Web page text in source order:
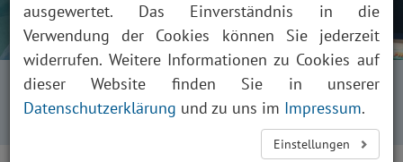
Startseite
Fachabteilungen
Kliniken, Institute und Funktionsbereiche
Spinalkanalstenose
ausgewertet. Das Einverständnis in die
Verwendung der Cookies können Sie jederzeit
widerrufen. Weitere Informationen zu Cookies auf
dieser Website finden Sie in unserer
Datenschutzerklärung und zu uns im Impressum.
Einstellungen